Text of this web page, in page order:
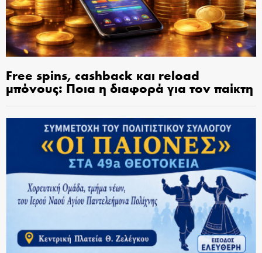
Free spins, cashback και reload
μπόνους: Ποια η διαφορά για τον παίκτη